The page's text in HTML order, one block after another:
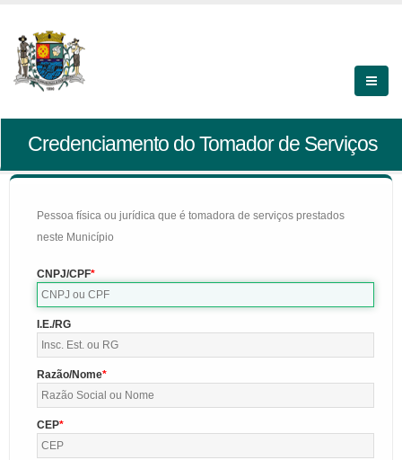
Credenciamento do Tomador de Serviços
Pessoa física ou jurídica que é tomadora de serviços prestados
neste Município
CNPJ/CPF
I.E./RG
Razão/Nome
CEP